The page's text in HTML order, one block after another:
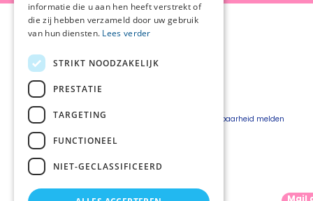
Over Palliaweb
Over PZNL
Pers
Vacatures
Webshop
Privacyverklaring
Beveiligingskwetsbaarheid melden
Mail
informatie die u aan hen heeft verstrekt of
die zij hebben verzameld door uw gebruik
van hun diensten. Lees verder
STRIKT NOODZAKELIJK
PRESTATIE
TARGETING
FUNCTIONEEL
NIET-GECLASSIFICEERD